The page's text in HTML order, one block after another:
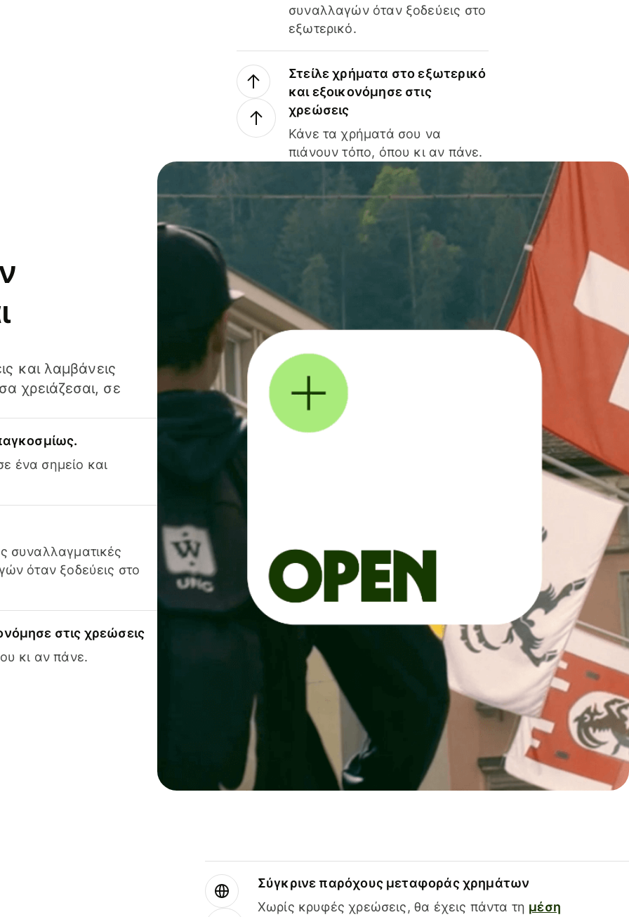
συναλλαγών όταν ξοδεύεις στο
εξωτερικό.
Στείλε χρήματα στο εξωτερικό
και εξοικονόμησε στις
χρεώσεις
Κάνε τα χρήματά σου να
πιάνουν τόπο, όπου κι αν πάνε.
και λαμβάνεις
χρειάζεσαι, σε
ένα σημείο και
συναλλαγματικές
όταν ξοδεύεις στο
στις χρεώσεις
κι αν πάνε.
Σύγκρινε παρόχους μεταφοράς χρημάτων
Χωρίς κρυφές χρεώσεις, θα έχεις πάντα τη μέση